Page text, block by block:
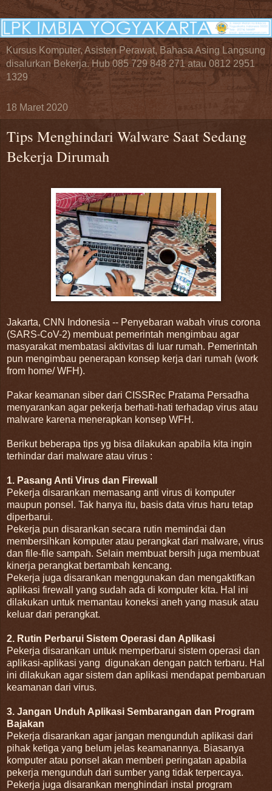
Kursus Komputer, Asisten Perawat, Bahasa Asing Langsung
disalurkan Bekerja. Hub 085 729 848 271 atau 0812 2951
1329
18 Maret 2020
Tips Menghindari Walware Saat Sedang
Bekerja Dirumah
Jakarta, CNN Indonesia -- Penyebaran wabah virus corona
(SARS-CoV-2) membuat pemerintah mengimbau agar
masyarakat membatasi aktivitas di luar rumah. Pemerintah
pun mengimbau penerapan konsep kerja dari rumah (work
from home/ WFH).
Pakar keamanan siber dari CISSRec Pratama Persadha
menyarankan agar pekerja berhati-hati terhadap virus atau
malware karena menerapkan konsep WFH.
Berikut beberapa tips yg bisa dilakukan apabila kita ingin
terhindar dari malware atau virus :
1. Pasang Anti Virus dan Firewall
Pekerja disarankan memasang anti virus di komputer
maupun ponsel. Tak hanya itu, basis data virus haru tetap
diperbarui.
Pekerja pun disarankan secara rutin memindai dan
membersihkan komputer atau perangkat dari malware, virus
dan file-file sampah. Selain membuat bersih juga membuat
kinerja perangkat bertambah kencang.
Pekerja juga disarankan menggunakan dan mengaktifkan
aplikasi firewall yang sudah ada di komputer kita. Hal ini
dilakukan untuk memantau koneksi aneh yang masuk atau
keluar dari perangkat.
2. Rutin Perbarui Sistem Operasi dan Aplikasi
Pekerja disarankan untuk memperbarui sistem operasi dan
aplikasi-aplikasi yang digunakan dengan patch terbaru. Hal
ini dilakukan agar sistem dan aplikasi mendapat pembaruan
keamanan dari virus.
3. Jangan Unduh Aplikasi Sembarangan dan Program
Bajakan
Pekerja disarankan agar jangan mengunduh aplikasi dari
pihak ketiga yang belum jelas keamanannya. Biasanya
komputer atau ponsel akan memberi peringatan apabila
pekerja mengunduh dari sumber yang tidak terpercaya.
Pekerja juga disarankan menghindari instal program